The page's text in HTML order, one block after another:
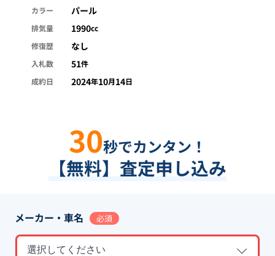
カラー
パール
排気量 1990cc
修復歴
なし
入札数 51件
成約日
2024年10月14日
30秒でカンタン！
【無料】査定申し込み
メーカー・車名 必須
選択してください